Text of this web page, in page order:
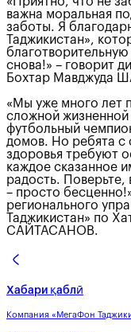
важна моральная
заботы. Я
Таджикистан»,
снова!» – говорит
Бохтар Мавджуда
«Мы уже много лет
сложной жизненной
футбольный
домов. Но ребята с
здоровья требуют
каждое сказанное
радость. Поверьте,
– просто
регионального
Таджикистан» по
САЙТАСАНОВ.
Хабари қаблӣ
Компания «МегаФон